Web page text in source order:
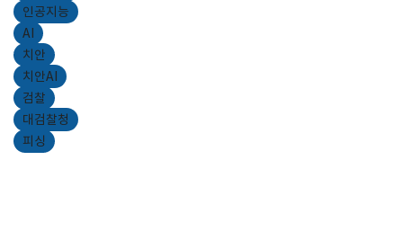
인공지능
AI
치안
치안AI
검찰
대검찰청
피싱